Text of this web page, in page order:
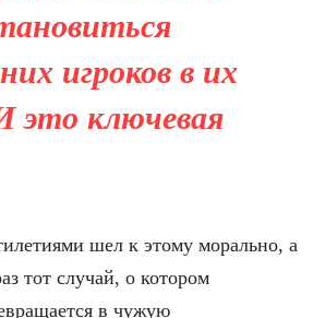
игроков в их
это ключевая
шел к этому морально, а
тот случай, о котором
в чужую